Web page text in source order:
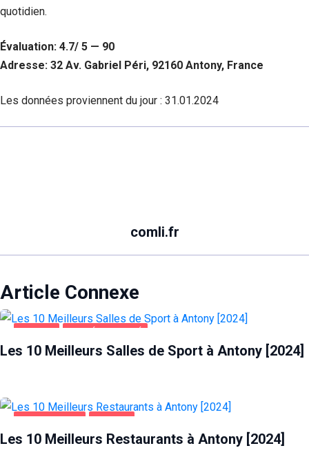
quotidien.
Évaluation: 4.7/ 5 — 90
Adresse: 32 Av. Gabriel Péri, 92160 Antony, France
Les données proviennent du jour : 31.01.2024
comli.fr
Article Connexe
Les 10 Meilleurs Salles de Sport à Antony [2024]
Les 10 Meilleurs Restaurants à Antony [2024]